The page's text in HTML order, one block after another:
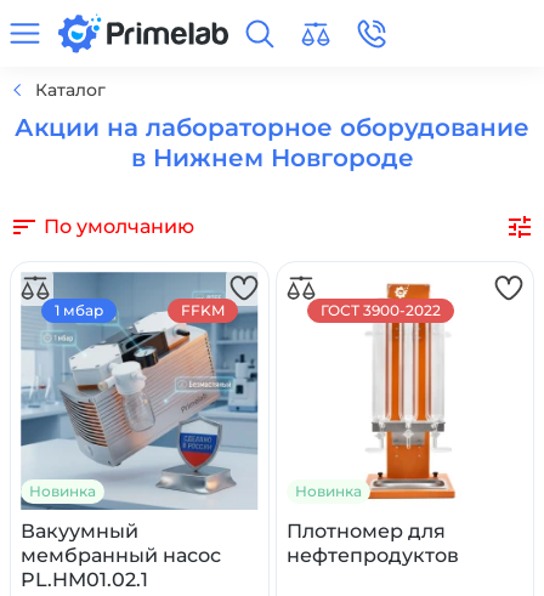
Каталог
Акции на лабораторное оборудование
в Нижнем Новгороде
По умолчанию
Новинка
Вакуумный
мембранный насос
PL.HM01.02.1
1 мбар FFKM
Новинка
Плотномер для
нефтепродуктов
ГОСТ 3900-2022